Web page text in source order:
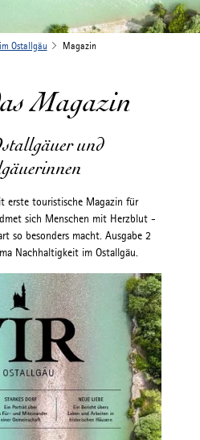
Ostallgäu Magazin
Magazin
und
erste touristische Magazin für
sich Menschen mit Herzblut -
so besonders macht. Ausgabe 2
Nachhaltigkeit im Ostallgäu.